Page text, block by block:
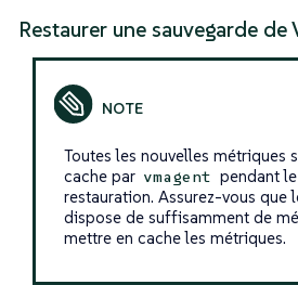
Restaurer une sauvegarde
Toutes les nouvelles métriques
cache par vmagent pendant
restauration. Assurez-vous que
dispose de suffisamment de
mettre en cache les métriques.